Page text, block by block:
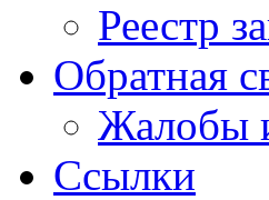
Реестр
Обратная
Жалобы
Ссылки